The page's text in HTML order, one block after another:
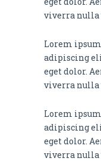
viverra nulla
Lorem
adipiscing
eget dolor.
viverra nulla
Lorem
adipiscing
eget dolor.
viverra nulla